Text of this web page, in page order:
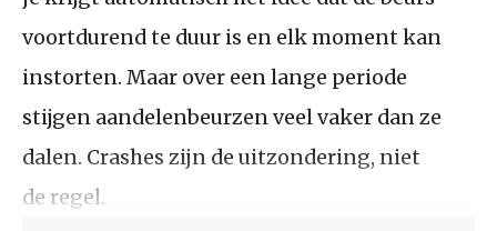
voortdurend te duur is en elk moment kan
instorten. Maar over een lange periode
stijgen aandelenbeurzen veel vaker dan ze
dalen. Crashes zijn de uitzondering, niet
de regel.